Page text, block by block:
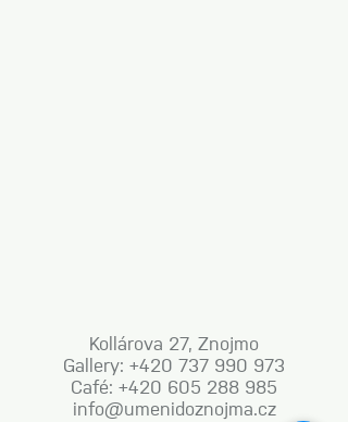
Kollárova 27, Znojmo
Gallery: +420 737 990 973
Café: +420 605 288 985
info@umenidoznojma.cz